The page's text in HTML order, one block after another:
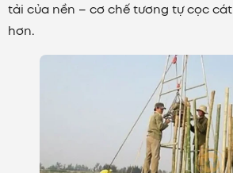
tải của nền – cơ chế tương tự cọc
hơn.